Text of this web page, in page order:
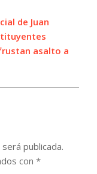
de Juan
asalto a
publicada.
con *